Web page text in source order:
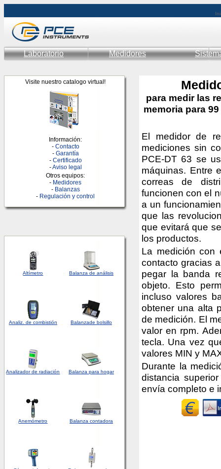
Laboratorio Medidores
Visite nuestro catalogo virtual!
Información:
- Contacto
- Garantía
- Certificado
-Aviso legal
Otros equipos:
- Medidores
- Balanzas
- Regulación y control
Altímetro Balanza de análisis
Analiz. de combistión Balanzade bolsillo
Analizadorderadiación Balanza para hogar
Anemómetro Balanza contadora
para medir las
memoria para
El medidor de
mediciones sin
PCE-DT 63 se
máquinas. Entre
correas de
funcionen con el
a un
que las
que evitará que
los productos.
La medición con
contacto gracias
pegar la banda
objeto. Esto
incluso valores
obtener una alta
de medición. El
valor en rpm.
tecla. Una vez
valores MIN y
Durante la
distancia
envía completo e